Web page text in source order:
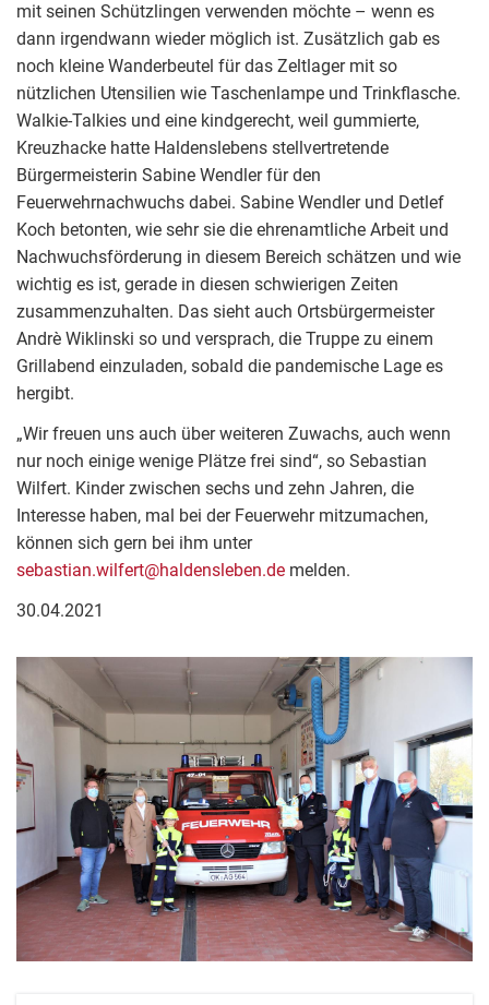
mit seinen Schützlingen verwenden möchte – wenn es
dann irgendwann wieder möglich ist. Zusätzlich gab es
noch kleine Wanderbeutel für das Zeltlager mit so
nützlichen Utensilien wie Taschenlampe und Trinkflasche.
Walkie-Talkies und eine kindgerecht, weil gummierte,
Kreuzhacke hatte Haldenslebens stellvertretende
Bürgermeisterin Sabine Wendler für den
Feuerwehrnachwuchs dabei. Sabine Wendler und Detlef
Koch betonten, wie sehr sie die ehrenamtliche Arbeit und
Nachwuchsförderung in diesem Bereich schätzen und wie
wichtig es ist, gerade in diesen schwierigen Zeiten
zusammenzuhalten. Das sieht auch Ortsbürgermeister
Andrè Wiklinski so und versprach, die Truppe zu einem
Grillabend einzuladen, sobald die pandemische Lage es
hergibt.
„Wir freuen uns auch über weiteren Zuwachs, auch wenn
nur noch einige wenige Plätze frei sind“, so Sebastian
Wilfert. Kinder zwischen sechs und zehn Jahren, die
Interesse haben, mal bei der Feuerwehr mitzumachen,
können sich gern bei ihm unter
sebastian.wilfert@haldensleben.de melden.
30.04.2021